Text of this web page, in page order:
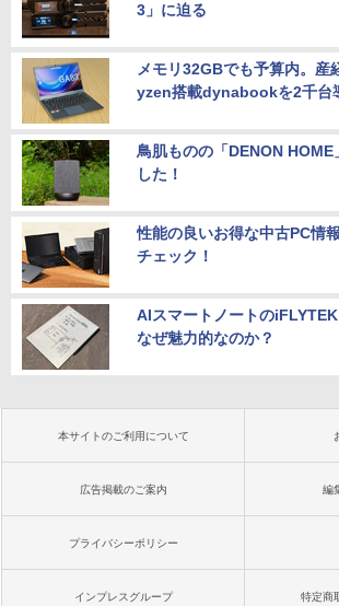
3」に迫る
メモリ32GBでも予算内。産
yzen搭載dynabookを2千台
鳥肌ものの「DENON HOME
した！
性能の良いお得な中古PC情
チェック！
AIスマートノートの
なぜ魅力的なのか？
本サイトのご利用について
広告掲載のご案内 編
プライバシーポリシー
インプレスグループ 特定商